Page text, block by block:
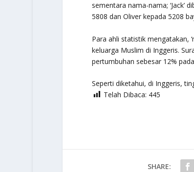
sementara nama-nama; ‘Jack’
5808 dan Oliver kepada 5208
Para ahli statistik mengatakan,
keluarga Muslim di Inggeris.
pertumbuhan sebesar 12%
Seperti diketahui, di Inggeris,
Telah Dibaca: 445
SHARE: